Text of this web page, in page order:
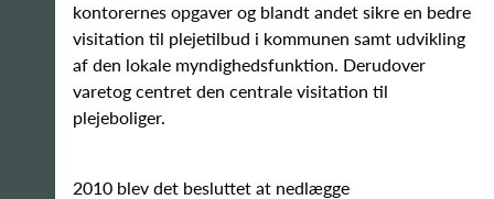
kontorernes opgaver og blandt andet sikre en bedre
visitation til plejetilbud i kommunen samt udvikling
af den lokale myndighedsfunktion. Derudover
varetog centret den centrale visitation til
plejeboliger.
2010 blev det besluttet at nedlægge